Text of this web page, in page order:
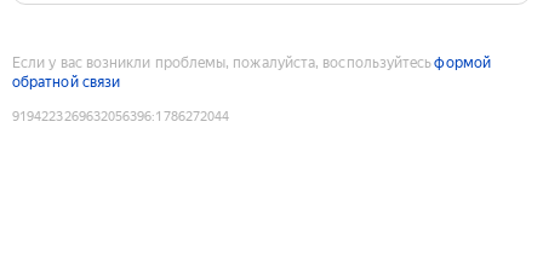
Если у вас возникли проблемы, пожалуйста, воспользуйтесьформой
обратной связи
9194223269632056396:1786272044